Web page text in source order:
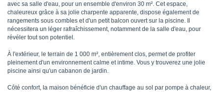
avec sa salle d'eau, pour un ensemble d'environ 30 m². Cet espace,
chaleureux grâce à sa jolie charpente apparente, dispose également de
rangements sous combles et d'un petit balcon ouvert sur la piscine. Il
nécessitera un léger rafraîchissement, notamment de la salle d'eau, pour
révéler tout son potentiel.
À l'extérieur, le terrain de 1 000 m², entièrement clos, permet de profiter
pleinement d'un environnement calme et intime. Vous y trouverez une jolie
piscine ainsi qu'un cabanon de jardin.
Côté confort, la maison bénéficie d'un chauffage au sol par pompe à chaleur,